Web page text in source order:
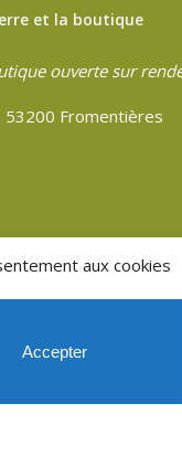
aux cookies
Accepter
et la boutique
ouverte sur
53200 Fromentières